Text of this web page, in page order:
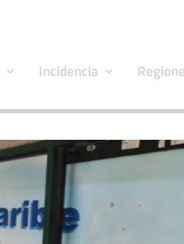
Incidencia